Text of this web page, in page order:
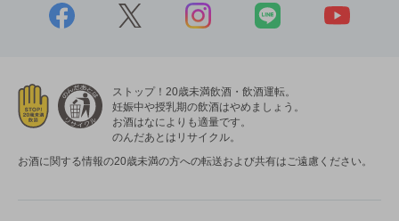
ストップ！20歳未満飲酒・飲酒運転。
妊娠中や授乳期の飲酒はやめましょう。
お酒はなによりも適量です。
のんだあとはリサイクル。
お酒に関する情報の20歳未満の方への転送および共有はご遠慮ください。